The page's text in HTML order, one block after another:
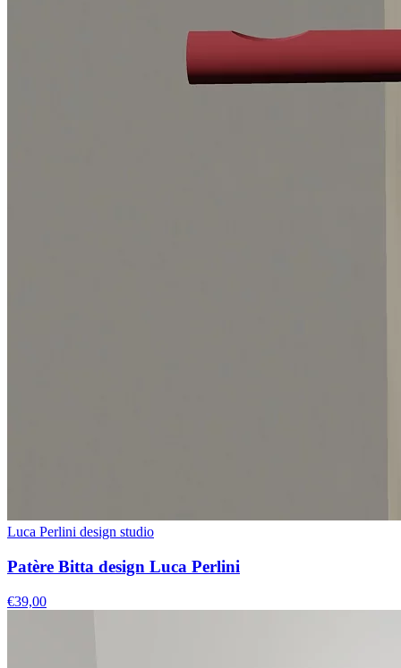
Luca Perlini design studio
Patère Bitta design Luca Perlini
€39,00